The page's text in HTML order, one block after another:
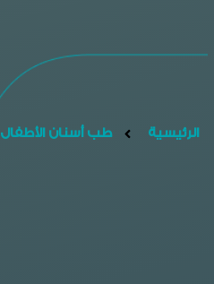
الرئيسية طب أسنان الأطفال